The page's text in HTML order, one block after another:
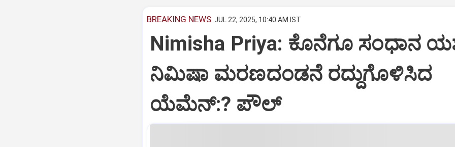
BREAKING NEWS JUL 22, 2025, 10:40 AM IST
Nimisha Priya: ಕೊನೆಗೂ ಸಂಧಾನ
ನಿಮಿಷಾ ಮರಣದಂಡನೆ ರದ್ದುಗೊಳಿಸಿದ
ಯೆಮೆನ್:? ಪೌಲ್